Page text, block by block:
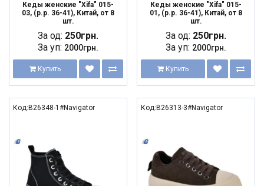
Кеды женские "Xifa" 015-
03, (р.р. 36-41), Китай, от 8
шт.
За од: 250грн.
За уп: 2000грн.
Купить
Кеды женские "Xifa" 015-
01, (р.р. 36-41), Китай, от 8
шт.
За од: 250грн.
За уп: 2000грн.
Купить
Код:B26348-1#Navigator Код:B26313-3#Navigator